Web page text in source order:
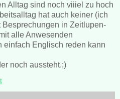
Alltag sind noch viiiel zu hoch
hat auch keiner (ich
in Zeitlupen-
alle Anwesenden
einfach Englisch reden kann
noch aussteht.;)